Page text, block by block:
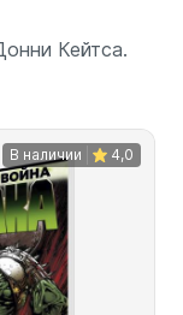
В корзину
Кейтса.
В наличии 4,0